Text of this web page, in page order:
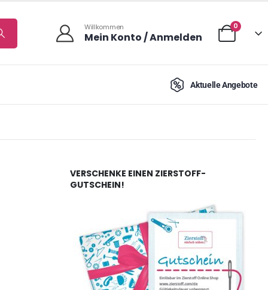
Willkommen
Mein Konto / Anmelden
0
Aktuelle Angebote
VERSCHENKE EINEN ZIERSTOFF-
GUTSCHEIN!